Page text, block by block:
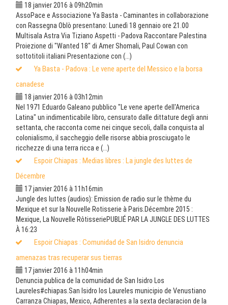
18 janvier 2016 à 09h20min
AssoPace e Associazione Ya Basta - Caminantes in collaborazione
con Rassegna Oblò presentano: Lunedì 18 gennaio ore 21.00
Multisala Astra Via Tiziano Aspetti - Padova Raccontare Palestina
Proiezione di "Wanted 18" di Amer Shomali, Paul Cowan con
sottotitoli italiani Presentazione con (...)
Ya Basta - Padova : Le vene aperte del Messico e la borsa
canadese
18 janvier 2016 à 03h12min
Nel 1971 Eduardo Galeano pubblico "Le vene aperte dell'America
Latina" un indimenticabile libro, censurato dalle dittature degli anni
settanta, che racconta come nei cinque secoli, dalla conquista al
colonialismo, il saccheggio delle risorse abbia prosciugato le
ricchezze di una terra ricca e (...)
Espoir Chiapas : Medias libres : La jungle des luttes de
Décembre
17 janvier 2016 à 11h16min
Jungle des luttes (audios): Emission de radio sur le thème du
Mexique et sur la Nouvelle Rotisserie à Paris.Décembre 2015 :
Mexique, La Nouvelle RôtisseriePUBLIÉ PAR LA JUNGLE DES LUTTES
À 16:23
Espoir Chiapas : Comunidad de San Isidro denuncia
amenazas tras recuperar sus tierras
17 janvier 2016 à 11h04min
Denuncia publica de la comunidad de San Isidro Los
Laureles‪#‎chiapas‬.San Isidro los Laureles municipio de Venustiano
Carranza Chiapas, Mexico, Adherentes a la sexta declaracion de la